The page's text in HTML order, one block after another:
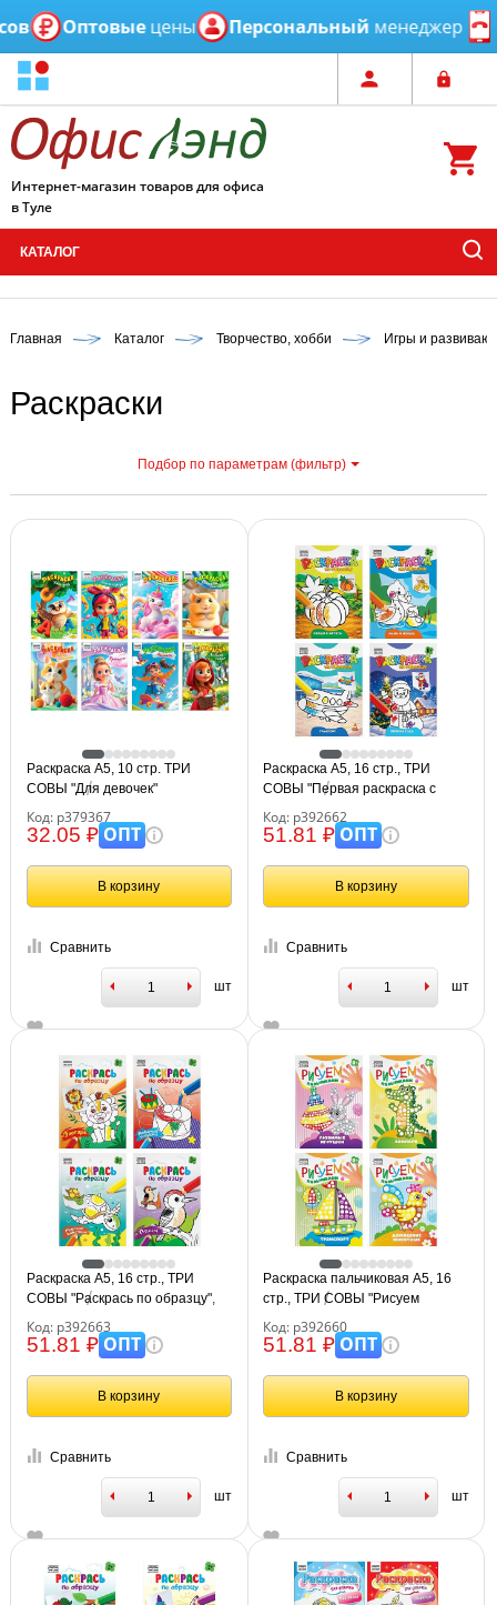
Оптовыецены Персональныйменеджер
Интернет-магазин товаров для офиса
в Туле
КАТАЛОГ
Главная Каталог Творчество, хобби Игры и
Раскраски
Подбор по параметрам (фильтр)
Раскраска А5, 10 стр. ТРИ
СОВЫ "Для девочек"
Код: р379367
32.05 ₽ОПТ
В корзину
Сравнить
шт
Раскраска А5, 16 стр., ТРИ
СОВЫ "Первая раскраска с
образцом", ассорти дизайнов
Код: р392662
51.81 ₽ОПТ
В корзину
Сравнить
шт
Раскраска А5, 16 стр., ТРИ
СОВЫ "Раскрась по образцу",
ассорти дизайнов
Код: р392663
51.81 ₽ОПТ
В корзину
Сравнить
шт
Раскраска пальчиковая А5, 16
стр., ТРИ СОВЫ "Рисуем
пальчиками", ассорти дизайнов
Код: р392660
51.81 ₽ОПТ
В корзину
Сравнить
шт